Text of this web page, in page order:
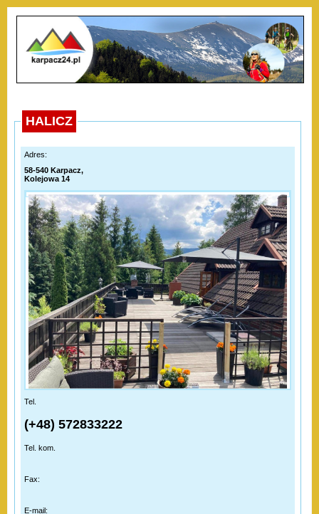
HALICZ
Adres:
58-540 Karpacz,
Kolejowa 14
Tel.
(+48) 572833222
Tel. kom.
Fax:
E-mail: